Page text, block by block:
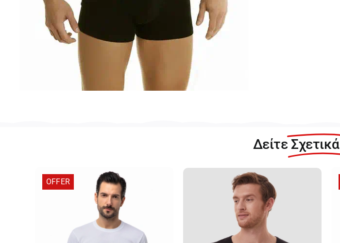
Δείτε Σχετικά
OFFER